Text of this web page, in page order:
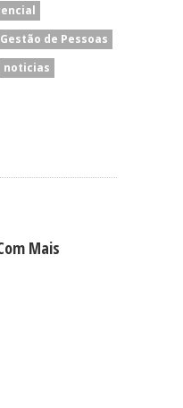
Gestão de Pessoas
noticias
Mais